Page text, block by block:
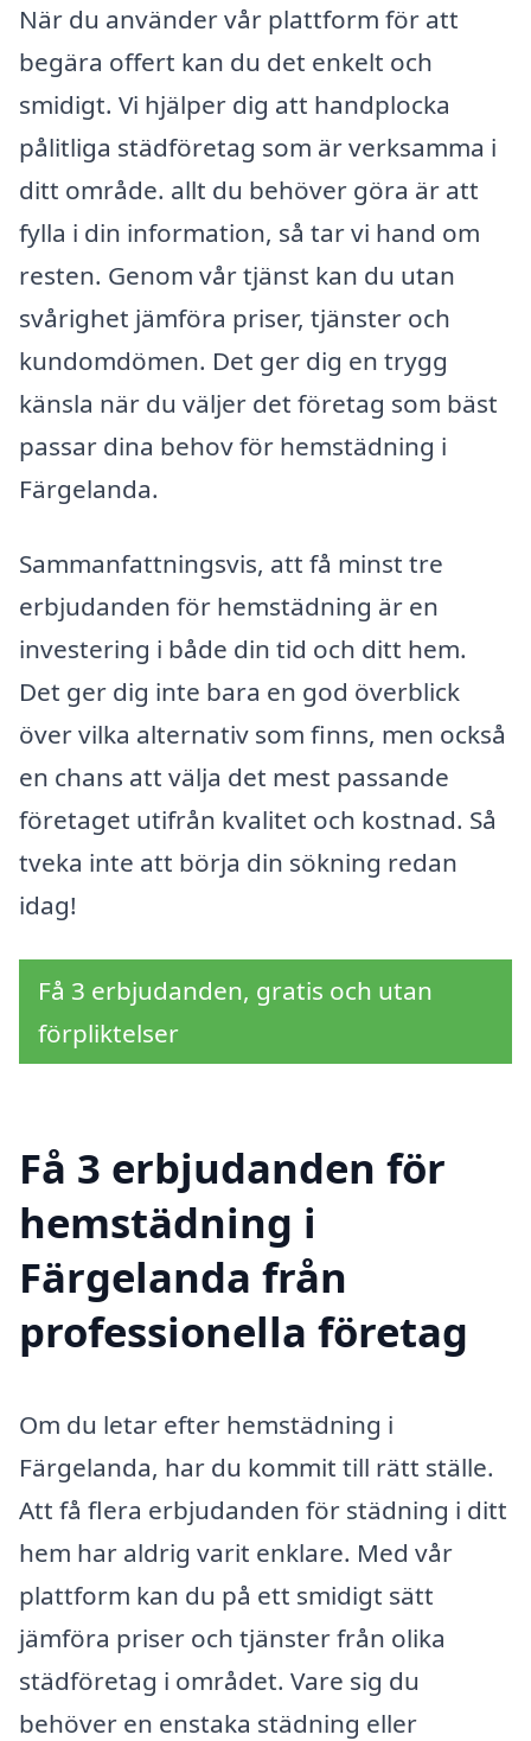
När du använder vår plattform för att
begära offert kan du det enkelt och
smidigt. Vi hjälper dig att handplocka
pålitliga städföretag som är verksamma i
ditt område. allt du behöver göra är att
fylla i din information, så tar vi hand om
resten. Genom vår tjänst kan du utan
svårighet jämföra priser, tjänster och
kundomdömen. Det ger dig en trygg
känsla när du väljer det företag som bäst
passar dina behov för hemstädning i
Färgelanda.
Sammanfattningsvis, att få minst tre
erbjudanden för hemstädning är en
investering i både din tid och ditt hem.
Det ger dig inte bara en god överblick
över vilka alternativ som finns, men också
en chans att välja det mest passande
företaget utifrån kvalitet och kostnad. Så
tveka inte att börja din sökning redan
idag!
Få 3 erbjudanden, gratis och utan
förpliktelser
Få 3 erbjudanden för
hemstädning i
Färgelanda från
professionella företag
Om du letar efter hemstädning i
Färgelanda, har du kommit till rätt ställe.
Att få flera erbjudanden för städning i ditt
hem har aldrig varit enklare. Med vår
plattform kan du på ett smidigt sätt
jämföra priser och tjänster från olika
städföretag i området. Vare sig du
behöver en enstaka städning eller